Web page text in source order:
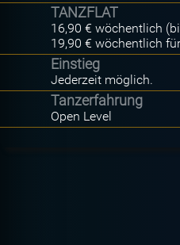
TANZFLAT
16,90 € wöchentlich
19,90 € wöchentlich
Einstieg
Jederzeit möglich.
Tanzerfahrung
Open Level